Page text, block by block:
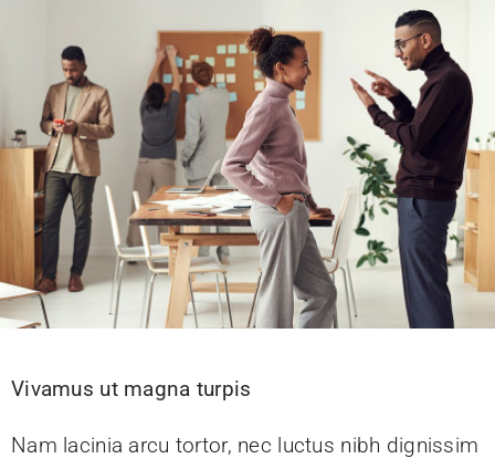
KONTAKT
Vivamus ut magna turpis
Nam lacinia arcu tortor, nec luctus nibh dignissim